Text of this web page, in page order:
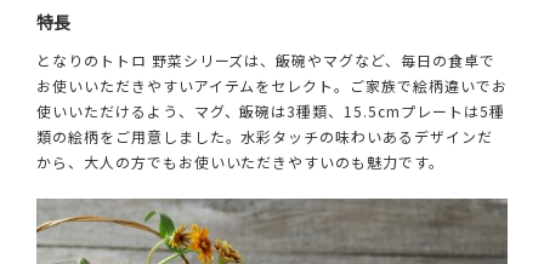
特長
となりのトトロ 野菜シリーズは、飯碗やマグなど、毎日の食卓で
お使いいただきやすいアイテムをセレクト。ご家族で絵柄違いでお
使いいただけるよう、マグ、飯碗は3種類、15.5cmプレートは5種
類の絵柄をご用意しました。水彩タッチの味わいあるデザインだ
から、大人の方でもお使いいただきやすいのも魅力です。